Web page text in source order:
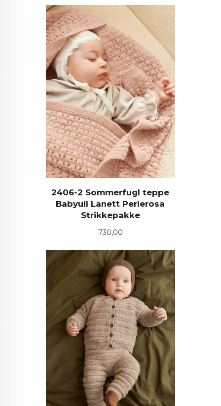
2406-2 Sommerfugl teppe
Babyull Lanett Perlerosa
Strikkepakke
Pris
730,00